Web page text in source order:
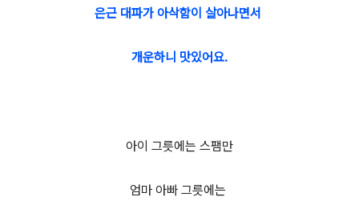
은근 대파가 아삭함이 살아나면서
개운하니 맛있어요.
아이 그릇에는 스팸만
엄마 아빠 그릇에는